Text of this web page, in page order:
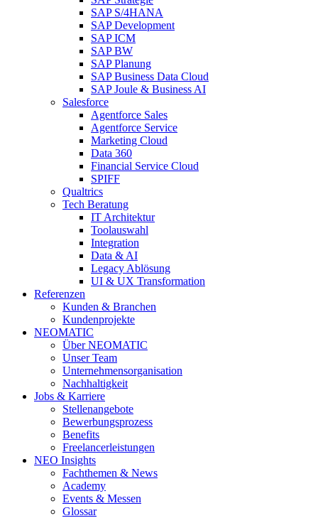
SAP S/4HANA
SAP Development
SAP ICM
SAP BW
SAP Planung
SAP Business Data Cloud
SAP Joule & Business AI
Salesforce
Agentforce Sales
Agentforce Service
Marketing Cloud
Data 360
Financial Service Cloud
SPIFF
Qualtrics
Tech Beratung
IT Architektur
Toolauswahl
Integration
Data & AI
Legacy Ablösung
UI & UX Transformation
Referenzen
Kunden & Branchen
Kundenprojekte
NEOMATIC
Über NEOMATIC
Unser Team
Unternehmensorganisation
Nachhaltigkeit
Jobs & Karriere
Stellenangebote
Bewerbungsprozess
Benefits
Freelancerleistungen
NEO Insights
Fachthemen & News
Academy
Events & Messen
Glossar